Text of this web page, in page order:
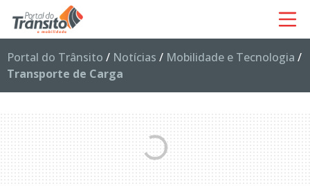
Portal do Trânsito / Notícias / Mobilidade e Tecnologia /
Transporte de Carga